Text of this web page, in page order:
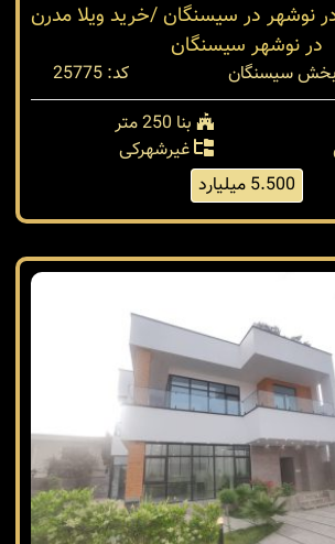
نوشهر در سیسنگان /خرید ویلا مدرن
در نوشهر سیسنگان
سیسنگان
کد: 25775
بنا 250 متر
غیرشهرکی
5.500 میلیارد